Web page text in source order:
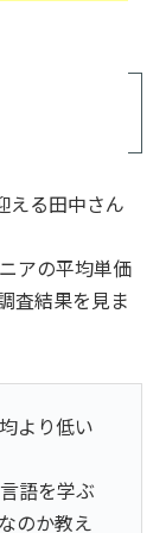
える田中さん
アの平均単価
査結果を見ま
より低い
語を学ぶ
のか教え